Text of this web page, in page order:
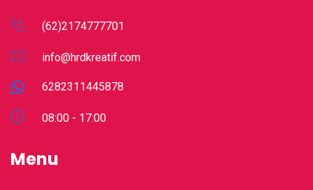
(62)2174777701
info@hrdkreatif.com
6282311445878
08:00 - 17:00
Menu